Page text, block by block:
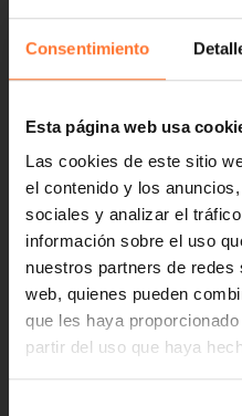
Consentimiento
Esta página web usa
Las cookies de este sitio
el contenido y los
sociales y analizar el
información sobre el uso
nuestros partners de
web, quienes pueden
que les haya
partir del uso que haya